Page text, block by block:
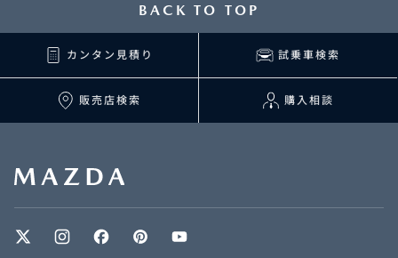
BACK TO TOP
カンタン見積り 試乗車検索
販売店検索 購入相談